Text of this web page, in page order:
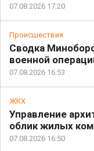
07.08.2026 17:20
Происшествия
Сводка
военной
07.08.2026 16:53
ЖКХ
Управление
облик жилых
07.08.2026 16:50